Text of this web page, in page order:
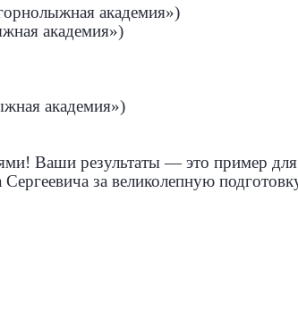
академия»)
академия»)
академия»)
Ваши результаты — это пример для
за великолепную